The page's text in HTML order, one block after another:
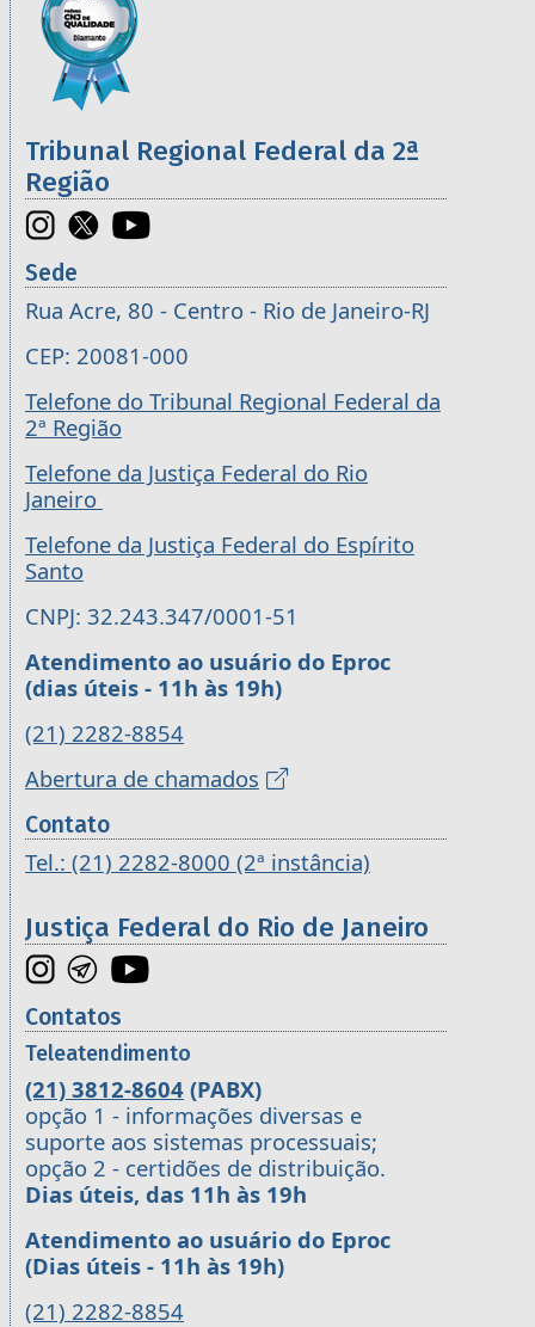
Tribunal Regional Federal da 2ª
Região
Sede
Rua Acre, 80 - Centro - Rio de Janeiro-RJ
CEP: 20081-000
Telefone do Tribunal Regional Federal da
2ª Região
Telefone da Justiça Federal do Rio
Janeiro
Telefone da Justiça Federal do Espírito
Santo
CNPJ: 32.243.347/0001-51
Atendimento ao usuário do Eproc
(dias úteis - 11h às 19h)
(21) 2282-8854
Abertura de chamados
Contato
Tel.: (21) 2282-8000 (2ª instância)
Justiça Federal do Rio de Janeiro
Contatos
Teleatendimento
(21) 3812-8604 (PABX)
opção 1 - informações diversas e
suporte aos sistemas processuais;
opção 2 - certidões de distribuição.
Dias úteis, das 11h às 19h
Atendimento ao usuário do Eproc
(Dias úteis - 11h às 19h)
(21) 2282-8854